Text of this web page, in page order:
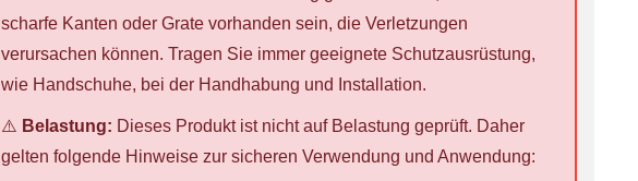
scharfe Kanten oder Grate vorhanden sein, die Verletzungen
verursachen können. Tragen Sie immer geeignete Schutzausrüstung,
wie Handschuhe, bei der Handhabung und Installation.
⚠️ Belastung: Dieses Produkt ist nicht auf Belastung geprüft. Daher
gelten folgende Hinweise zur sicheren Verwendung und Anwendung: